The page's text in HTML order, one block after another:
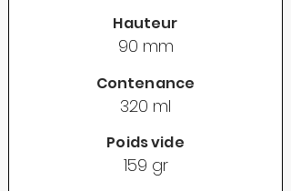
Hauteur
90 mm
Contenance
320 ml
Poids vide
159 gr